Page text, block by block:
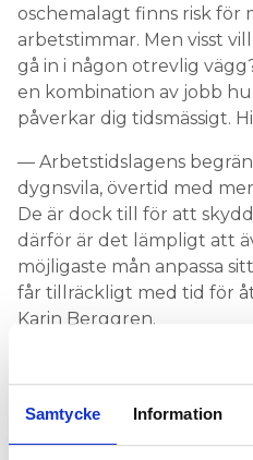
Samtycke Information
oschemalagt finns risk för
arbetstimmar. Men visst
gå in i någon otrevlig
en kombination av jobb
påverkar dig tidsmässigt.
— Arbetstidslagens
dygnsvila, övertid med
De är dock till för att
därför är det lämpligt att
möjligaste mån anpassa
får tillräckligt med tid för
Karin Berggren.